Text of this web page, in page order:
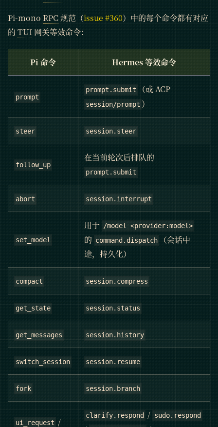
Pi-mono RPC规范（issue #360）中的每个命令都有对应
的 TUI 网关等效命令：
Pi 命令 Hermes 等效命令
prompt
prompt.submit （或 ACP
session/prompt ）
steer session.steer
follow_up
在当前轮次后排队的
prompt.submit
abort session.interrupt
set_model
用于 /model <provider:model>
的 command.dispatch
（会话中
途，持久化）
compact session.compress
get_state session.status
get_messages session.history
switch_session session.resume
fork session.branch
ui_request /
clarify.respond / sudo.respond